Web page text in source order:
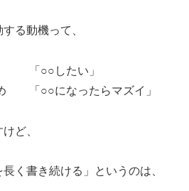
る動機って、
「○○したい」
「○○になったらマズイ」
ど、
く書き続ける」というのは、